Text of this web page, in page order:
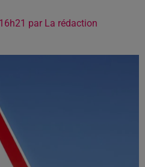
par La rédaction